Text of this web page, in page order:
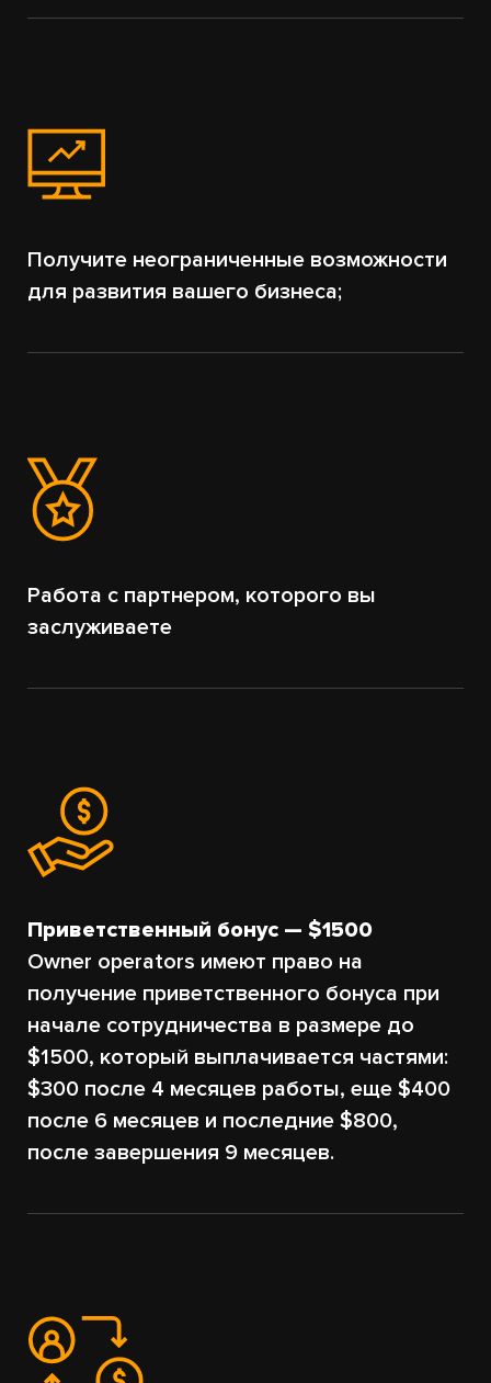
Получите неограниченные возможности
для развития вашего бизнеса;
Работа с партнером, которого вы
заслуживаете
Приветственный бонус — $1500
Owner operators имеют право на
получение приветственного бонуса при
начале сотрудничества в размере до
$1500, который выплачивается частями:
$300 после 4 месяцев работы, еще $400
после 6 месяцев и последние $800,
после завершения 9 месяцев.